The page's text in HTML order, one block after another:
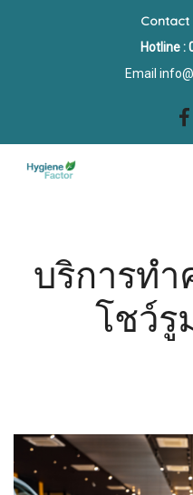
Contact
Hotline :
Email
บริการท
โชว์รู